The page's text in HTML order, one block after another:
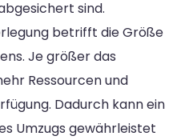
sind.
betrifft die Größe
Je größer das
Ressourcen und
Dadurch kann ein
Umzugs gewährleistet